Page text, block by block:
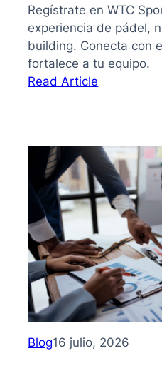
Regístrate en WTC
experiencia de pádel,
building. Conecta con
fortalece a tu equipo.
Read Article
–
Edición
Pádel
Blog16 julio, 2026